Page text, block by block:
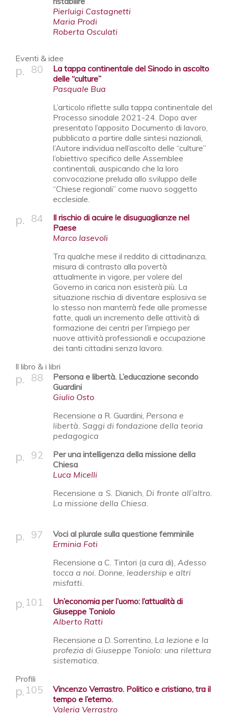
Pierluigi Castagnetti
Maria Prodi
Roberta Osculati
Eventi & idee
80
La tappa continentale del Sinodo in ascolto
delle “culture”
Pasquale Bua
L’articolo riflette sulla tappa continentale del
Processo sinodale 2021-24. Dopo aver
presentato l’apposito Documento di lavoro,
pubblicato a partire dalle sintesi nazionali,
l’Autore individua nell’ascolto delle “culture”
l’obiettivo specifico delle Assemblee
continentali, auspicando che la loro
convocazione preluda allo sviluppo delle
“Chiese regionali” come nuovo soggetto
ecclesiale.
84
Il rischio di acuire le disuguaglianze nel
Paese
Marco Iasevoli
Tra qualche mese il reddito di cittadinanza,
misura di contrasto alla povertà
attualmente in vigore, per volere del
Governo in carica non esisterà più. La
situazione rischia di diventare esplosiva se
lo stesso non manterrà fede alle promesse
fatte, quali un incremento delle attività di
formazione dei centri per l’impiego per
nuove attività professionali e occupazione
dei tanti cittadini senza lavoro.
Il libro & i libri
88
Persona e libertà. L’educazione secondo
Guardini
Giulio Osto
Recensione a R. Guardini, Persona e
libertà. Saggi di fondazione della teoria
pedagogica
92
Per una intelligenza della missione della
Chiesa
Luca Micelli
Recensione a S. Dianich, Di fronte all’altro.
La missione della Chiesa.
97
Voci al plurale sulla questione femminile
Erminia Foti
Recensione a C. Tintori (a cura di),Adesso
tocca a noi. Donne, leadership e altri
misfatti.
101
Un’economia per l’uomo: l’attualità di
Giuseppe Toniolo
Alberto Ratti
Recensione a D. Sorrentino, La lezione e la
profezia di Giuseppe Toniolo: una rilettura
sistematica.
Profili
105
Vincenzo Verrastro. Politico e cristiano, tra il
tempo e l’eterno.
Valeria Verrastro